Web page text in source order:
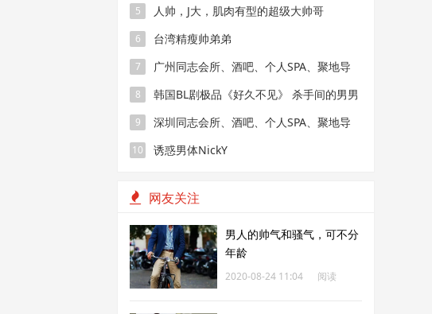
5 人帅，J大，肌肉有型的超级大帅哥
6 台湾精瘦帅弟弟
7
广州同志会所、酒吧、个人SPA、聚地导
航
8
韩国BL剧极品《好久不见》 杀手间的男男
禁恋，要性命还是爱情？
9
深圳同志会所、酒吧、个人SPA、聚地导
航
10 诱惑男体NickY
网友关注
男人的帅气和骚气，可不分
年龄
2020-08-24 11:04
阅读